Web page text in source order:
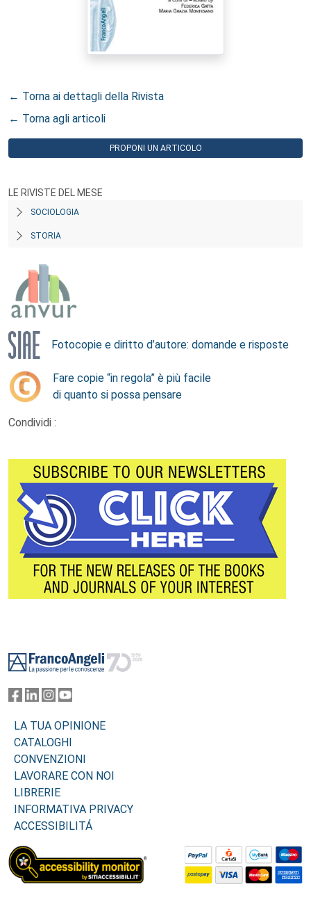
← Torna ai dettagli della Rivista
← Torna agli articoli
PROPONI UN ARTICOLO
LE RIVISTE DEL MESE
SOCIOLOGIA
STORIA
Fotocopie e diritto d’autore: domande e risposte
Fare copie “in regola” è più facile
di quanto si possa pensare
Condividi :
LA TUA OPINIONE
CATALOGHI
CONVENZIONI
LAVORARE CON NOI
LIBRERIE
INFORMATIVA PRIVACY
ACCESSIBILITÁ